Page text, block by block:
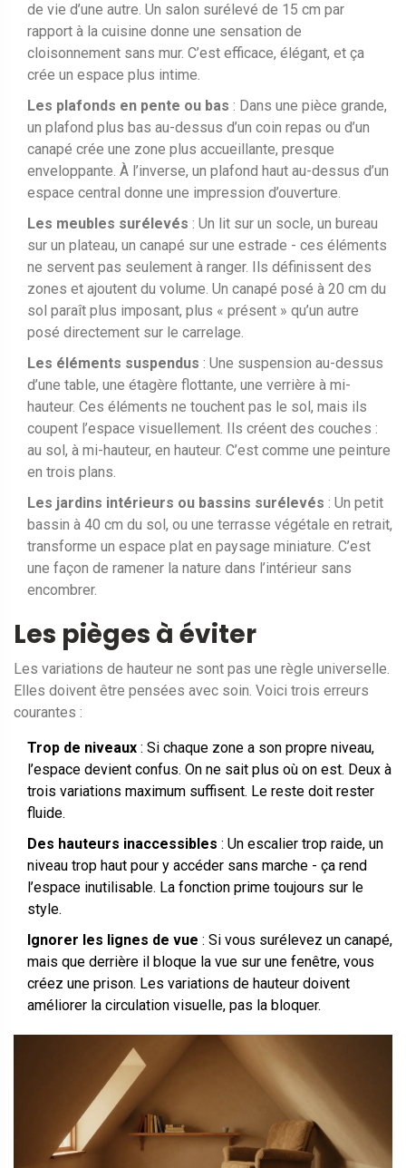
de vie d’une autre. Un salon surélevé de 15 cm par
rapport à la cuisine donne une sensation de
cloisonnement sans mur. C’est efficace, élégant, et ça
crée un espace plus intime.
Les plafonds en pente ou bas : Dans une pièce grande,
un plafond plus bas au-dessus d’un coin repas ou d’un
canapé crée une zone plus accueillante, presque
enveloppante. À l’inverse, un plafond haut au-dessus d’un
espace central donne une impression d’ouverture.
Les meubles surélevés : Un lit sur un socle, un bureau
sur un plateau, un canapé sur une estrade - ces éléments
ne servent pas seulement à ranger. Ils définissent des
zones et ajoutent du volume. Un canapé posé à 20 cm du
sol paraît plus imposant, plus « présent » qu’un autre
posé directement sur le carrelage.
Les éléments suspendus : Une suspension au-dessus
d’une table, une étagère flottante, une verrière à mi-
hauteur. Ces éléments ne touchent pas le sol, mais ils
coupent l’espace visuellement. Ils créent des couches :
au sol, à mi-hauteur, en hauteur. C’est comme une peinture
en trois plans.
Les jardins intérieurs ou bassins surélevés : Un petit
bassin à 40 cm du sol, ou une terrasse végétale en retrait,
transforme un espace plat en paysage miniature. C’est
une façon de ramener la nature dans l’intérieur sans
encombrer.
Les pièges à éviter
Les variations de hauteur ne sont pas une règle universelle.
Elles doivent être pensées avec soin. Voici trois erreurs
courantes :
Trop de niveaux : Si chaque zone a son propre niveau,
l’espace devient confus. On ne sait plus où on est. Deux à
trois variations maximum suffisent. Le reste doit rester
fluide.
Des hauteurs inaccessibles : Un escalier trop raide, un
niveau trop haut pour y accéder sans marche - ça rend
l’espace inutilisable. La fonction prime toujours sur le
style.
Ignorer les lignes de vue : Si vous surélevez un canapé,
mais que derrière il bloque la vue sur une fenêtre, vous
créez une prison. Les variations de hauteur doivent
améliorer la circulation visuelle, pas la bloquer.